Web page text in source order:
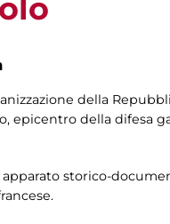
della
epicentro della difesa
storico-